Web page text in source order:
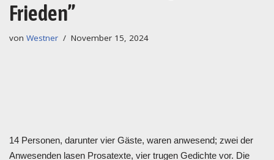
Frieden”
von Westner November 15, 2024
14 Personen, darunter vier Gäste, waren anwesend; zwei der
Anwesenden lasen Prosatexte, vier trugen Gedichte vor. Die